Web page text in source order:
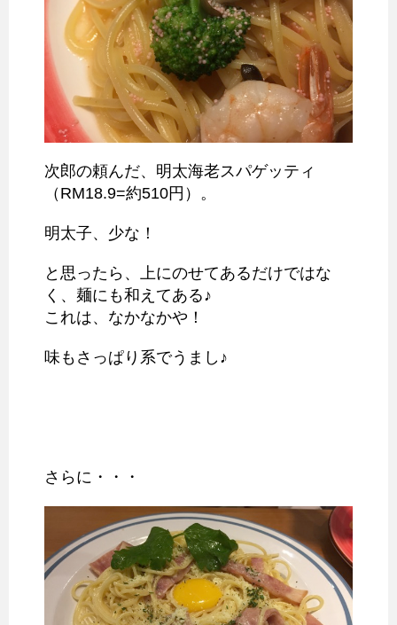
次郎の頼んだ、明太海老スパゲッティ
（RM18.9=約510円）。
明太子、少な！
と思ったら、上にのせてあるだけではな
く、麺にも和えてある♪
これは、なかなかや！
味もさっぱり系でうまし♪
さらに・・・